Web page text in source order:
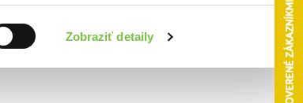
Zobraziť detaily
Zoradiť podľa: